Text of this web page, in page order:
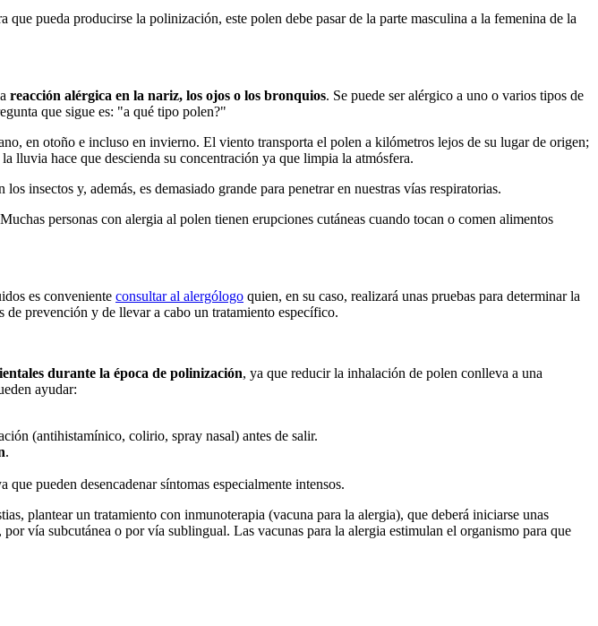
pueda producirse la polinización, este polen debe pasar de la parte masculina a la femenina de la
reacción alérgica en la nariz, los ojos o los bronquios. Se puede ser alérgico a uno o varios tipos de
que sigue es: "a qué tipo polen?"
en otoño e incluso en invierno. El viento transporta el polen a kilómetros lejos de su lugar de origen;
lluvia hace que descienda su concentración ya que limpia la atmósfera.
insectos y, además, es demasiado grande para penetrar en nuestras vías respiratorias.
personas con alergia al polen tienen erupciones cutáneas cuando tocan o comen alimentos
es conveniente consultar al alergólogo quien, en su caso, realizará unas pruebas para determinar la
de prevención y de llevar a cabo un tratamiento específico.
durante la época de polinización, ya que reducir la inhalación de polen conlleva a una
ayudar:
(antihistamínico, colirio, spray nasal) antes de salir.
.
que pueden desencadenar síntomas especialmente intensos.
plantear un tratamiento con inmunoterapia (vacuna para la alergia), que deberá iniciarse unas
vía subcutánea o por vía sublingual. Las vacunas para la alergia estimulan el organismo para que